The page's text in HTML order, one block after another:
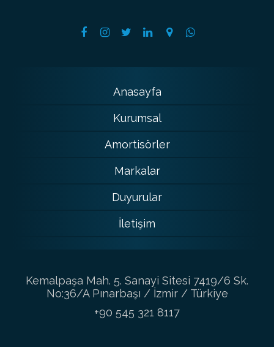
Anasayfa
Kurumsal
Amortisörler
Markalar
Duyurular
İletişim
Kemalpaşa Mah. 5. Sanayi Sitesi 7419/6 Sk.
No:36/A Pınarbaşı / İzmir / Türkiye
+90 545 321 8117